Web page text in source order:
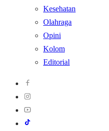
Kesehatan
Olahraga
Opini
Kolom
Editorial